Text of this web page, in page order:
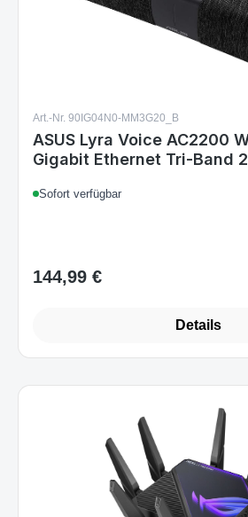
Art.-Nr. 90IG04N0-MM3G20_B
ASUS Lyra Voice AC2200
Gigabit Ethernet Tri-Band
Sofort verfügbar
Regulärer Preis:
144,99 €
Details